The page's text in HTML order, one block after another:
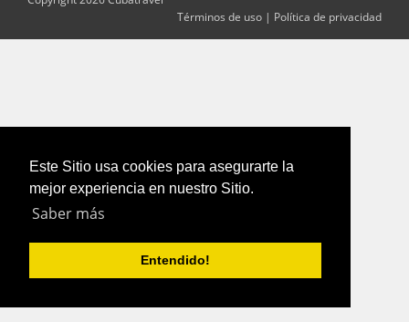
Este Sitio usa cookies para asegurarte la
mejor experiencia en nuestro Sitio.
Saber más
Entendido!
Términos de uso | Política de privacidad